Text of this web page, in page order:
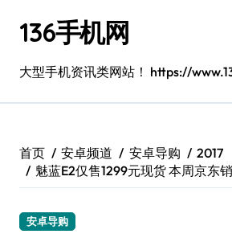
136手机网
大型手机资讯类网站！ https://
首页 安卓频道 安卓导购
2017
魅蓝E2仅售1299元现货 本周京东
安卓导购